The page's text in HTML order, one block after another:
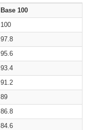
Base 100
100
97.8
95.6
93.4
91.2
89
86.8
84.6